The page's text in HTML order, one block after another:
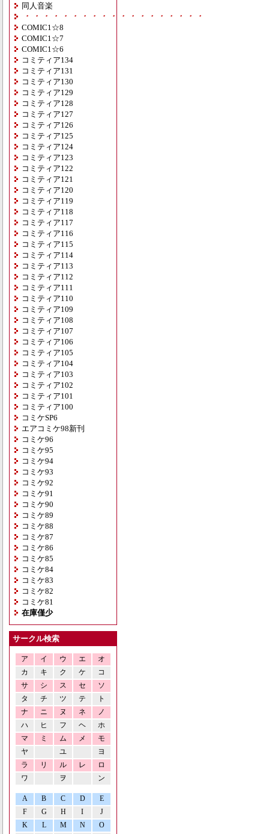
同人音楽
・・・・・・・・・・・・・・・・・・・
COMIC1☆8
COMIC1☆7
COMIC1☆6
コミティア134
コミティア131
コミティア130
コミティア129
コミティア128
コミティア127
コミティア126
コミティア125
コミティア124
コミティア123
コミティア122
コミティア121
コミティア120
コミティア119
コミティア118
コミティア117
コミティア116
コミティア115
コミティア114
コミティア113
コミティア112
コミティア111
コミティア110
コミティア109
コミティア108
コミティア107
コミティア106
コミティア105
コミティア104
コミティア103
コミティア102
コミティア101
コミティア100
コミケSP6
エアコミケ98新刊
コミケ96
コミケ95
コミケ94
コミケ93
コミケ92
コミケ91
コミケ90
コミケ89
コミケ88
コミケ87
コミケ86
コミケ85
コミケ84
コミケ83
コミケ82
コミケ81
在庫僅少
サークル検索
ア イ ウ エ
オ
カ
キ ク ケ
コ
サ
シ ス セ
ソ
タ
チ ツ テ
ト
ナ
ニ ヌ ネ
ノ
ハ
ヒ フ ヘ
ホ
マ
ミ ム メ
モ
ヤ
ユ
ヨ
ラ
リ ル レ
ロ
ワ
ヲ ン
A B C D
E
F
G H I
J
K
L M N O